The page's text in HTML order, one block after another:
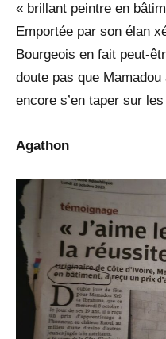
« brillant peintre en
Emportée par son élan
Bourgeois en fait peut-
doute pas que
encore s’en taper sur
Agathon